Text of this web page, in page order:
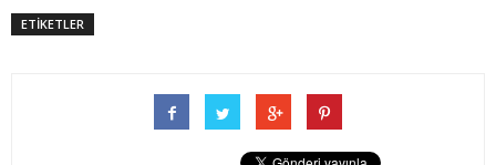
ETİKETLER